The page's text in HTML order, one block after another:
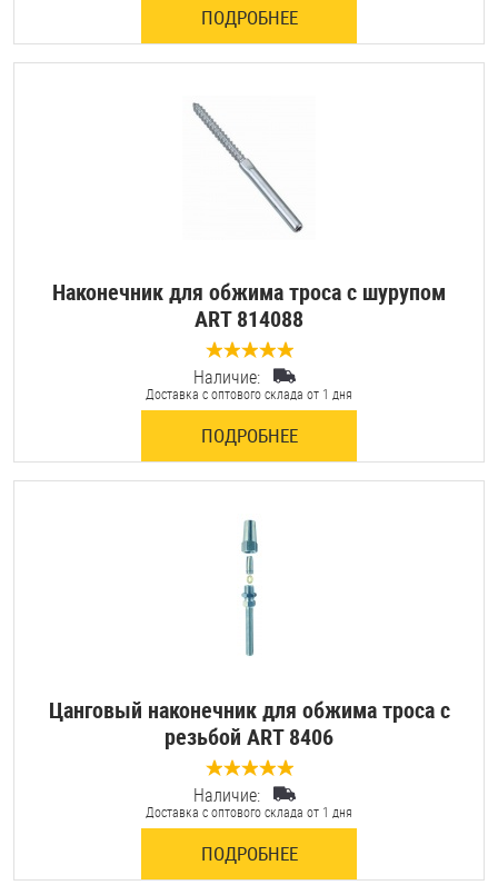
Оснастка и аксессуары для яхт
Шпильки
ПОДРОБНЕЕ
Наконечник для обжима троса с шурупом
ART 814088
0 отзывов
Наличие:
Доставка с оптового склада от 1 дня
ПОДРОБНЕЕ
Цанговый наконечник для обжима троса с
резьбой ART 8406
0 отзывов
Наличие:
Доставка с оптового склада от 1 дня
ПОДРОБНЕЕ